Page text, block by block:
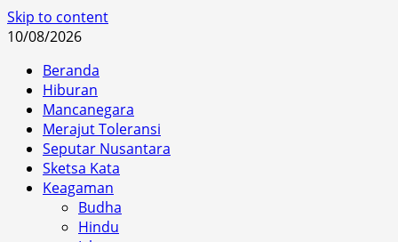
Skip to content
10/08/2026
Beranda
Hiburan
Mancanegara
Merajut Toleransi
Seputar Nusantara
Sketsa Kata
Keagaman
Budha
Hindu